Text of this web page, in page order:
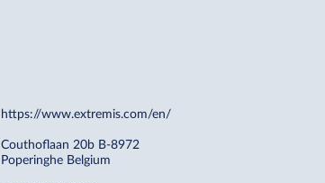
https://www.extremis.com/en/
Couthoflaan 20b B-8972
Poperinghe Belgium